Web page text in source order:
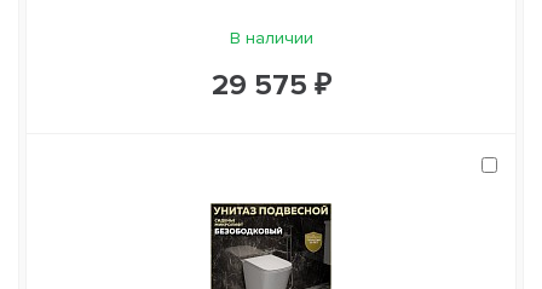
В наличии
29 575 ₽